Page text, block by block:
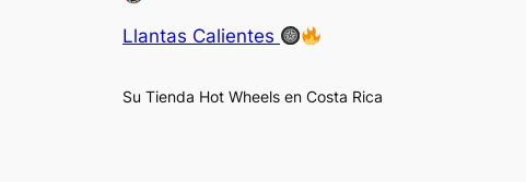
Llantas Calientes
Su Tienda Hot Wheels en Costa Rica